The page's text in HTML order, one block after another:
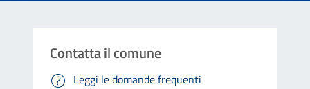
Contatta il comune
Leggi le domande frequenti